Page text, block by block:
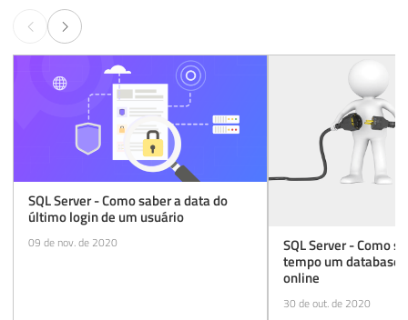
SQL Server - Como saber a data do
último login de um usuário
09 de nov. de 2020 SQL Server - Como
tempo um database
online
30 de out. de 2020